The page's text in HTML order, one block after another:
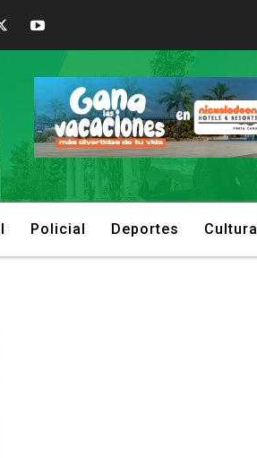
Policial Deportes Cultura